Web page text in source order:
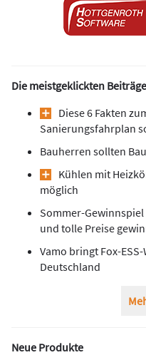
Die meistgeklickten
Diese 6 Fakten
Sanierungsfahrplan
Bauherren sollten
Kühlen mit
möglich
Sommer-
und tolle Preise
Vamo bringt Fox-
Deutschland
Neue Produkte